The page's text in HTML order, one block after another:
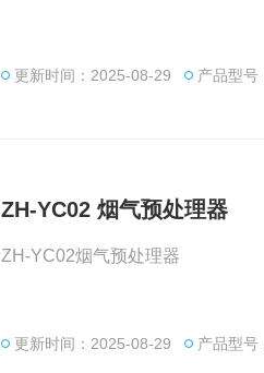
更新时间：2025-08-29 产品型号
ZH-YC02 烟气预处理器
ZH-YC02烟气预处理器
更新时间：2025-08-29 产品型号